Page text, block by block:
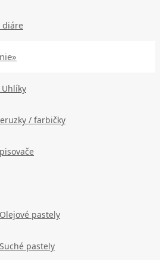
diáre
Uhlíky
/ farbičky
Olejové pastely
Suché pastely